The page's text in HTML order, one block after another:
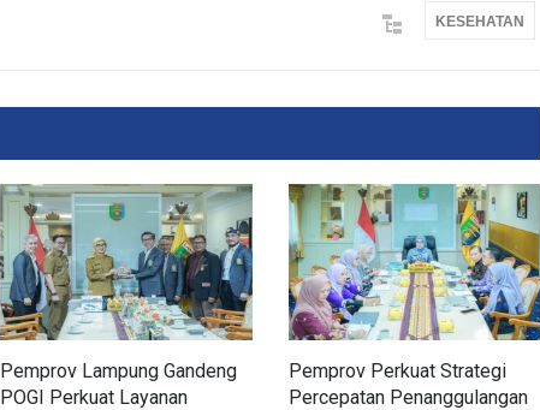
KESEHATAN
Pemprov Lampung Gandeng
POGI Perkuat Layanan
Pemprov Perkuat Strategi
Percepatan Penanggulangan